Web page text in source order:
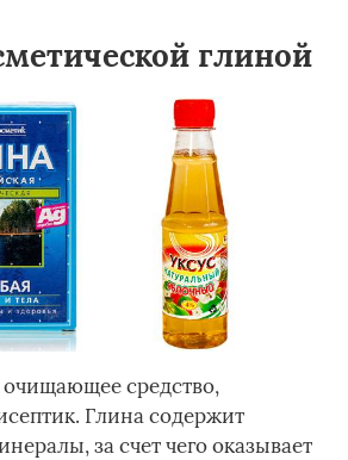
глиной
средство,
Глина содержит
за счет чего оказывает